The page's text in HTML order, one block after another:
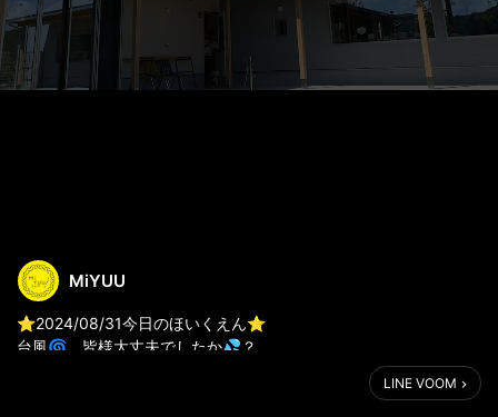
MiYUU
⭐️2024/08/31今日のほいくえん⭐️
台風🌀、皆様大丈夫でしたか💦？
外エリアにでて気持ちよく楽しく遊んでいました✨
LINE VOOM